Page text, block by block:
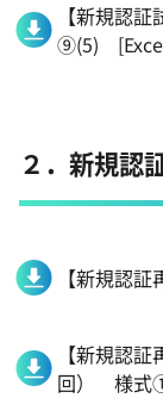
【新規認
⑨(5)
２．新規認
【新規認
【新規認
回） 様式